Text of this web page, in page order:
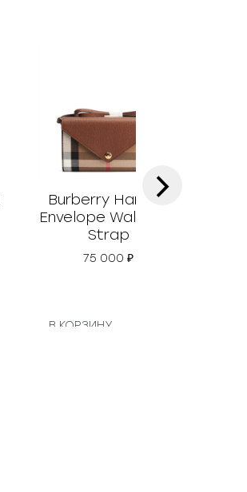
Burberry Hannah
Envelope Wallet on
Strap
75 000₽
В КОРЗИНУ
›